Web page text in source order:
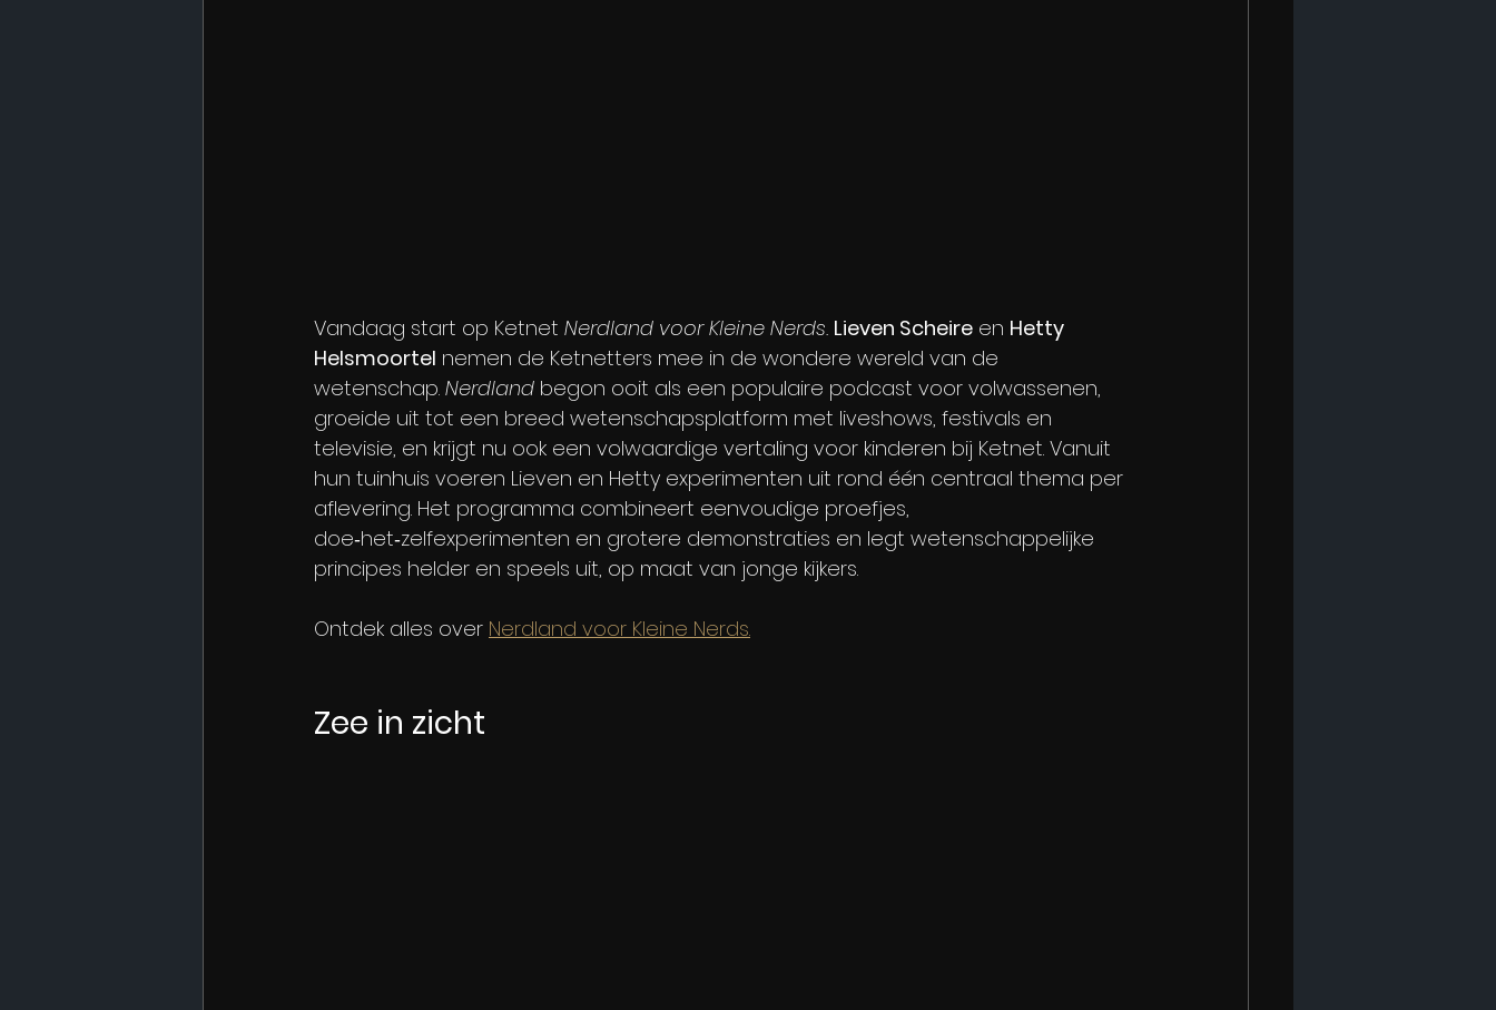
​Vandaag start op Ketnet Nerdland voor Kleine Nerds. Lieven Scheire en Hetty
Helsmoortel nemen de Ketnetters mee in de wondere wereld van de
wetenschap. Nerdland begon ooit als een populaire podcast voor volwassenen,
groeide uit tot een breed wetenschapsplatform met liveshows, festivals en
televisie, en krijgt nu ook een volwaardige vertaling voor kinderen bij Ketnet. Vanuit
hun tuinhuis voeren Lieven en Hetty experimenten uit rond één centraal thema per
aflevering. Het programma combineert eenvoudige proefjes,
doe‑het‑zelfexperimenten en grotere demonstraties en legt wetenschappelijke
principes helder en speels uit, op maat van jonge kijkers.​
Ontdek alles over Nerdland voor Kleine Nerds.
Zee in zicht